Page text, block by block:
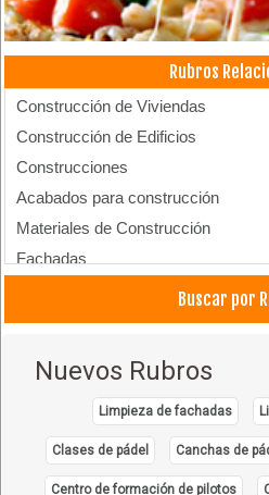
Rubros
Construcción de Viviendas
Construcción de Edificios
Construcciones
Acabados para construcción
Materiales de Construcción
Fachadas
Muebles de Cocina
Buscar por
Nuevos Rubros
Limpieza de fachadas
Clases de pádel Canchas de
Centro de formación de pilotos